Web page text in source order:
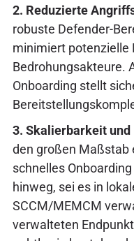
2. Reduzierte
robuste Defender-
minimiert potenzielle
Bedrohungsakteure.
Onboarding stellt
3. Skalierbarkeit und
den großen Maßstab
schnelles
hinweg, sei es in
SCCM/MEMCM
verwalteten